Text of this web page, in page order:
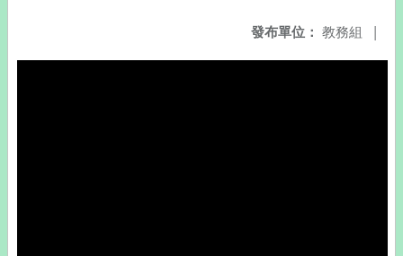
發布單位： 教務組 |